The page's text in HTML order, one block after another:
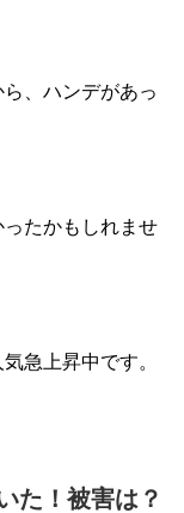
、ハンデがあっ
たかもしれませ
急上昇中です。
た！被害は？